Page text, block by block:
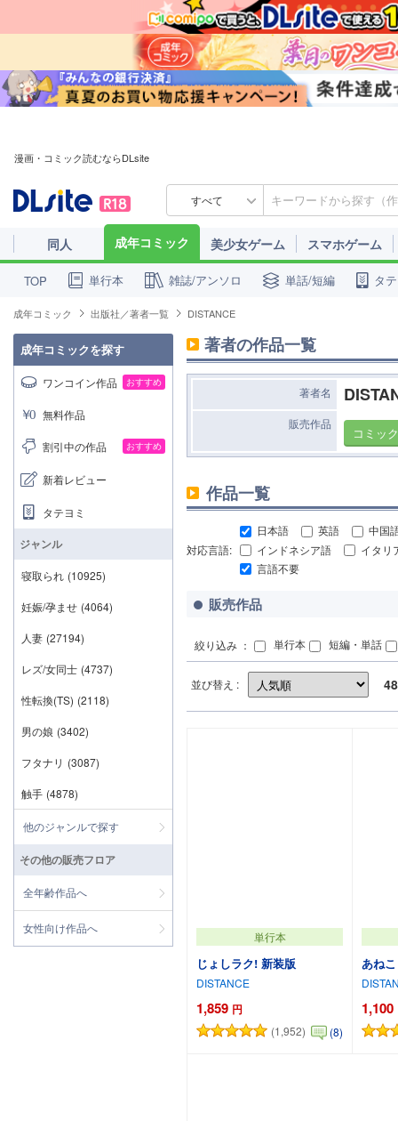
漫画・コミック読むならDLsite
すべて
同人 成年コミック 美少女ゲーム スマホゲーム
TOP 単行本 雑誌/アンソロ 単話/短編 タ
成年コミック 出版社／著者一覧 DISTANCE
著者の作品一覧
著者名
販売作品
コミック
作品一覧
対応言語:
日本語 英語
中国
インドネシア語
イタリ
言語不要
販売作品
絞り込み ： 単行本 短編・単話
並び替え : 48
単行本
じょしラク! 新装版
DISTANCE
1,859 円
(1,952) (8)
カートに追加
あね
1,100
成年コミックを探す
ワンコイン作品 おすすめ
無料作品
割引中の作品 おすすめ
新着レビュー
タテヨミ
ジャンル
寝取られ (10925)
妊娠/孕ませ (4064)
人妻 (27194)
レズ/女同士 (4737)
性転換(TS) (2118)
男の娘 (3402)
フタナリ (3087)
触手 (4878)
他のジャンルで探す
その他の販売フロア
全年齢作品へ
女性向け作品へ